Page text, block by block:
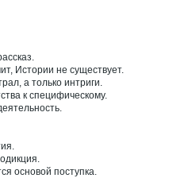
Истории не существует.
а только интриги.
к специфическому.
основой поступка.